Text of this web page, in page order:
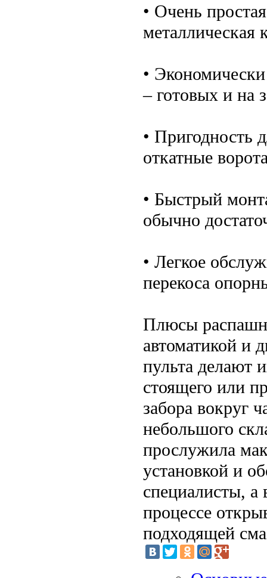
• Очень
металлическая
•
– готовых и на
• Пригодность
откатные
• Быстрый
обычно
• Легкое
перекоса
Плюсы
автоматикой и
пульта делают
стоящего или
забора вокруг
небольшого
прослужила
установкой и
специалисты, а
процессе
подходящей